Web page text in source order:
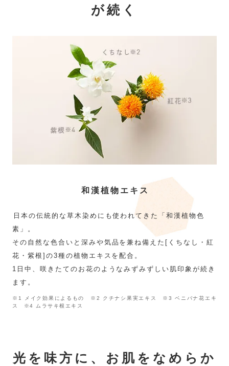
が続く
和漢植物エキス
日本の伝統的な草木染めにも使われてきた「和漢植物色
素」。
その自然な色合いと深みや気品を兼ね備えた[くちなし・紅
花・紫根]の3種の植物エキスを配合。
1日中、咲きたてのお花のようなみずみずしい肌印象が続き
ます。
※1 メイク効果によるもの ※2 クチナシ果実エキス ※3 ベニバナ花エキ
ス ※4 ムラサキ根エキス
光を味方に、お肌をなめらか